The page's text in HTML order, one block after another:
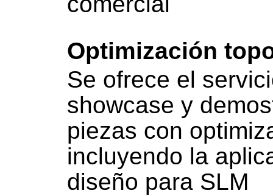
Optimización
Se ofrece el
showcase y
piezas con
incluyendo la
diseño para SLM